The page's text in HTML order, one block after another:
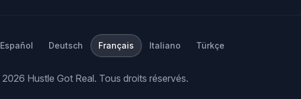
Español Deutsch Français Italiano Türkçe
2026 Hustle Got Real. Tous droits réservés.